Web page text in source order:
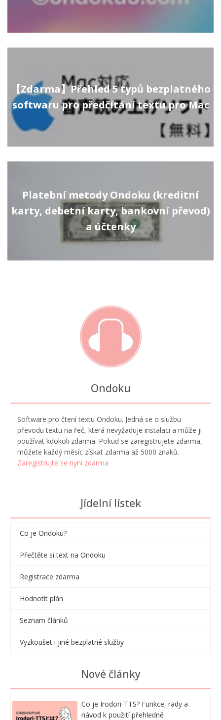
【Zdarma】Přehled 5 typů bezplatného
softwaru pro předčítání textu pro Mac
Platební metody Ondoku (kreditní
karty, debetní karty, bankovní převod)
a účtenky
Ondoku
Software pro čtení textu Ondoku. Jedná se o službu
převodu textu na řeč, která nevyžaduje instalaci a může ji
používat kdokoli zdarma. Pokud se zaregistrujete zdarma,
můžete každý měsíc získat zdarma až 5000 znaků.
Zaregistrujte se nyní zdarma
Jídelní lístek
Co je Ondoku?
Přečtěte si text na Ondoku
Registrace zdarma
Hodnotit plán
Seznam článků
Vyzkoušet i jiné bezplatné služby
Nové články
Co je Irodori-TTS? Funkce, rady a
návod k použití přehledně